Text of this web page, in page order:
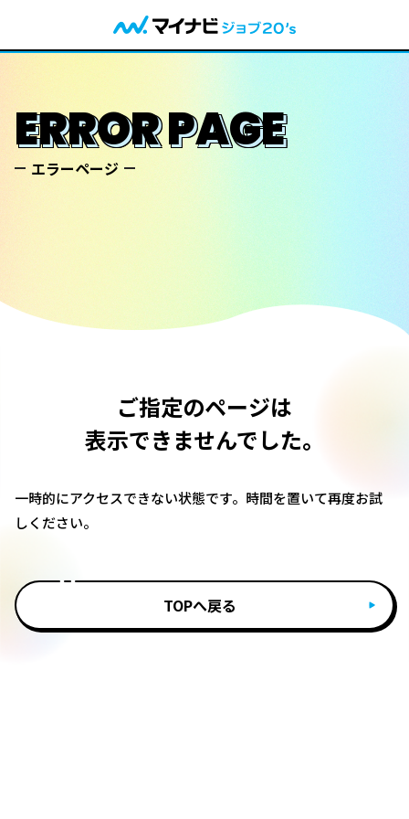
ERROR PAGE
エラーページ
ご指定のページは
表示できませんでした。
一時的にアクセスできない状態です。時間を置いて再度お試
しください。
TOPへ戻る